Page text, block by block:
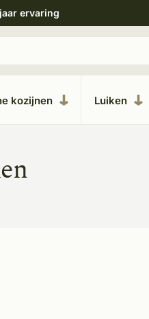
ervaring
kozijnen Luiken